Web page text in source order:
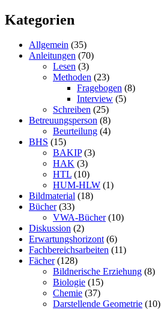
Kategorien
Allgemein (35)
Anleitungen (70)
Lesen (3)
Methoden (23)
Fragebogen (8)
Interview (5)
Schreiben (25)
Betreuungsperson (8)
Beurteilung (4)
BHS (15)
BAKIP(3)
HAK (3)
HTL (10)
HUM-HLW (1)
Bildmaterial (18)
Bücher(33)
VWA-Bücher(10)
Diskussion (2)
Erwartungshorizont(6)
Fachbereichsarbeiten (11)
Fächer(128)
Bildnerische Erziehung (8)
Biologie (15)
Chemie (37)
Darstellende Geometrie (10)